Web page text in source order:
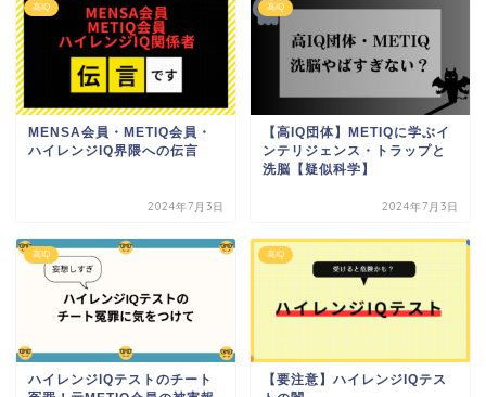
高IQ
MENSA会員・METIQ会員・
ハイレンジIQ界隈への伝言
2024年7月3日
高IQ
【高IQ団体】METIQに学ぶイ
ンテリジェンス・トラップと
洗脳【疑似科学】
2024年7月3日
高IQ
ハイレンジIQテストのチート
高IQ
【要注意】ハイレンジIQテス